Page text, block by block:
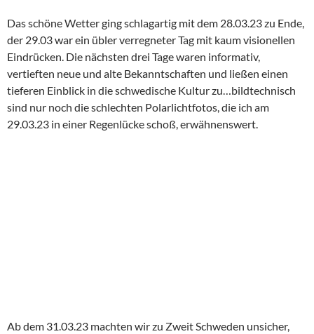
Das schöne Wetter ging schlagartig mit dem 28.03.23 zu Ende,
der 29.03 war ein übler verregneter Tag mit kaum visionellen
Eindrücken. Die nächsten drei Tage waren informativ,
vertieften neue und alte Bekanntschaften und ließen einen
tieferen Einblick in die schwedische Kultur zu…bildtechnisch
sind nur noch die schlechten Polarlichtfotos, die ich am
29.03.23 in einer Regenlücke schoß, erwähnenswert.
Ab dem 31.03.23 machten wir zu Zweit Schweden unsicher,